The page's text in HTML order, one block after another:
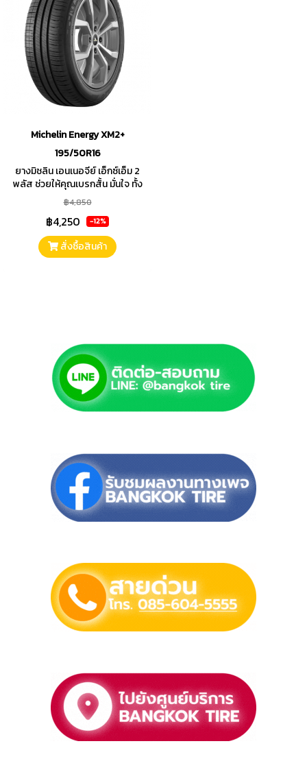
Michelin Energy XM2+
195/50R16
ยางมิชลิน เอนเนอจีย์ เอ็กซ์เอ็ม 2
พลัส ช่วยให้คุณเบรกสั้น มั่นใจ ทั้ง
ยางใหม่และใกล้หมดดอก พร้อมด้าย
อายุการใช้งาน
฿4,850
฿4,250 -12%
สั่งซื้อสินค้า